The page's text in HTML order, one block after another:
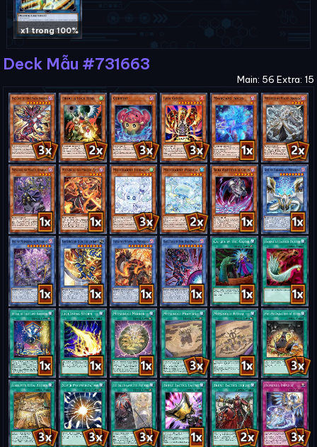
x1 trong 100%
Deck Mẫu #731663
Main: 56 Extra: 15